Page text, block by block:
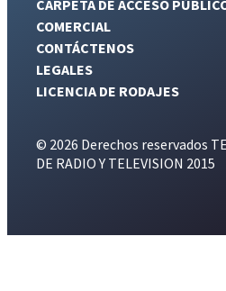
CARPETA DE ACCESO
COMERCIAL
CONTÁCTENOS
LEGALES
LICENCIA DE RODAJES
© 2026 Derechos reservados
DE RADIO Y TELEVISION 2015